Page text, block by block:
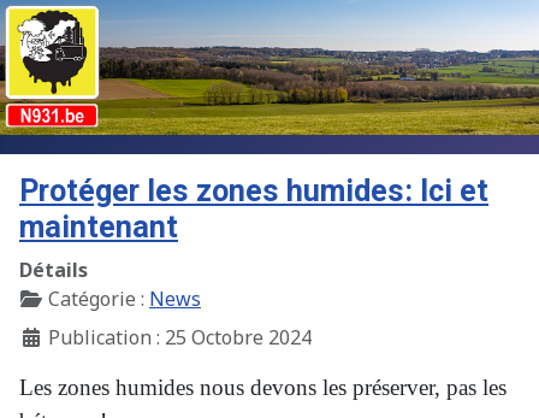
Protéger les zones humides: Ici et
maintenant
Détails
Catégorie : News
Publication : 25 Octobre 2024
Les zones humides nous devons les préserver, pas les